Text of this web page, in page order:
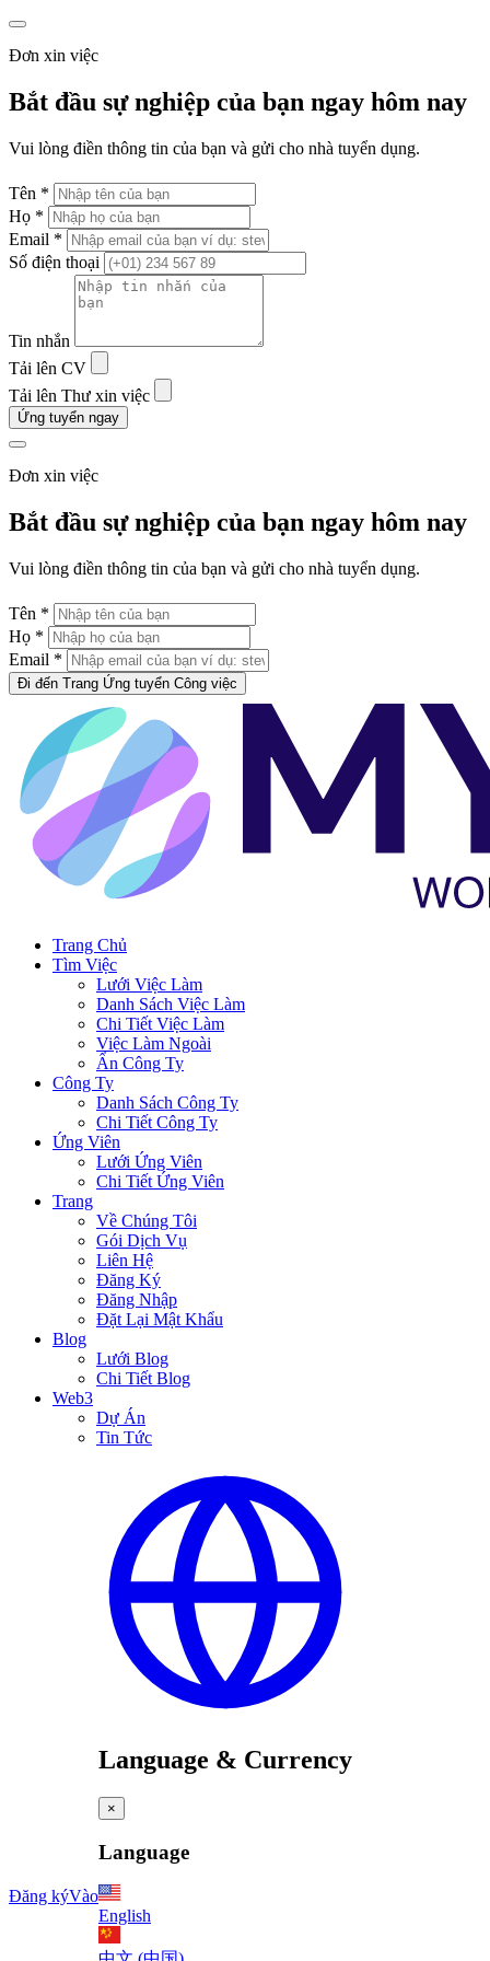
Đơn xin việc
Bắt đầu sự nghiệp của bạn ngay hôm nay
Vui lòng điền thông tin của bạn và gửi cho nhà tuyển dụng.
Tên *
Họ *
Email *
Số điện thoại
Tin nhắn
Tải lên CV
Tải lên Thư xin việc
Ứng tuyển ngay
Đơn xin việc
Bắt đầu sự nghiệp của bạn ngay hôm nay
Vui lòng điền thông tin của bạn và gửi cho nhà tuyển dụng.
Tên *
Họ *
Email *
Đi đến Trang Ứng tuyển Công việc
Trang Chủ
Tìm Việc
Lưới Việc Làm
Danh Sách Việc Làm
Chi Tiết Việc Làm
Việc Làm Ngoài
Ẩn Công Ty
Công Ty
Danh Sách Công Ty
Chi Tiết Công Ty
Ứng Viên
Lưới Ứng Viên
Chi Tiết Ứng Viên
Trang
Về Chúng Tôi
Gói Dịch Vụ
Liên Hệ
Đăng Ký
Đăng Nhập
Đặt Lại Mật Khẩu
Blog
Lưới Blog
Chi Tiết Blog
Web3
Dự Án
Tin Tức
Đăng kýVào
Language & Currency
×
Language
English